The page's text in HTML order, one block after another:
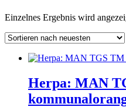
Einzelnes Ergebnis wird
Herpa: MAN